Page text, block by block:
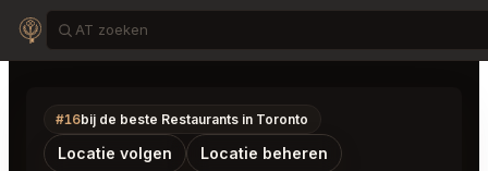
#16bij de beste Restaurants in Toronto
Locatie volgen Locatie beheren